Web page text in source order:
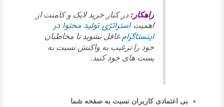
راهکار: در کنار خرید لایک و کامنت از
اهمیت استراتژی تولید محتوا در
اینستاگرامغافل نشوید تا مخاطبان
خود را ترغیب به واکنش نسبت به
پست های خود کنید.
بی اعتمادی کاربران نسبت به صفحه شما